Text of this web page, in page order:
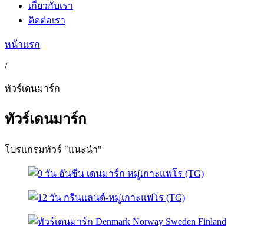
เกี่ยวกับเรา
ติดต่อเรา
หน้าแรก
/
ทัวร์เดนมาร์ก
ทัวร์เดนมาร์ก
โปรแกรมทัวร์ "แนะนำ"